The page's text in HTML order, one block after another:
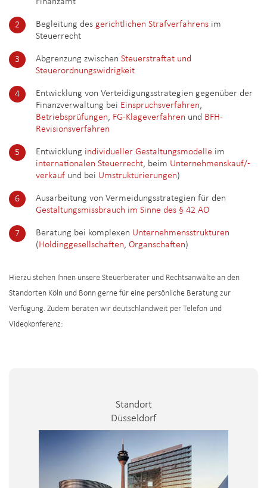
Begleitung des gerichtlichen Strafverfahrens im
Steuerrecht
Abgrenzung zwischen Steuerstraftat und
Steuerordnungswidrigkeit
Entwicklung von Verteidigungsstrategien gegenüber der
Finanzverwaltung bei Einspruchsverfahren,
Betriebsprüfungen, FG-Klageverfahren und BFH-
Revisionsverfahren
Entwicklung individueller Gestaltungsmodelle im
internationalen Steuerrecht, beim Unternehmenskauf/-
verkauf und bei Umstrukturierungen)
Ausarbeitung von Vermeidungsstrategien für den
Gestaltungsmissbrauch im Sinne des § 42 AO
Beratung bei komplexen Unternehmensstrukturen
(Holdinggesellschaften, Organschaften)
Hierzu stehen Ihnen unsere Steuerberater und Rechtsanwälte an den
Standorten Köln und Bonn gerne für eine persönliche Beratung zur
Verfügung. Zudem beraten wir deutschlandweit per Telefon und
Videokonferenz:
Standort
Düsseldorf